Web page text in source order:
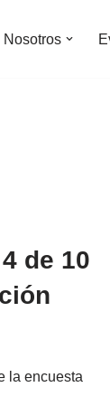
Nosotros
de 10
la encuesta